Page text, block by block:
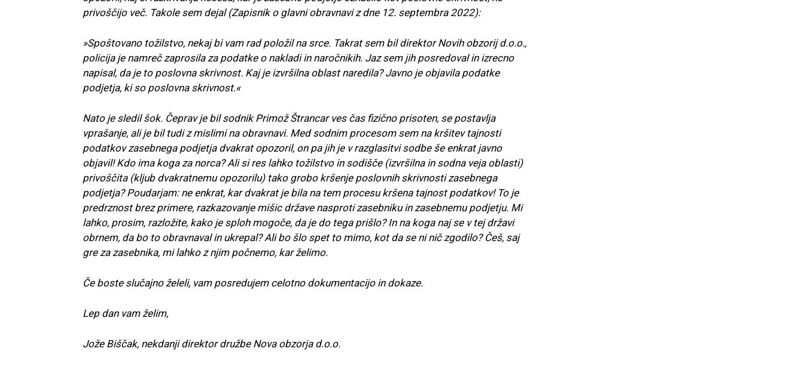
privoščijo več. Takole sem dejal (Zapisnik o glavni obravnavi z dne 12. septembra 2022):
»Spoštovano tožilstvo, nekaj bi vam rad položil na srce. Takrat sem bil direktor Novih obzorij d.o.o.,
policija je namreč zaprosila za podatke o nakladi in naročnikih. Jaz sem jih posredoval in izrecno
napisal, da je to poslovna skrivnost. Kaj je izvršilna oblast naredila? Javno je objavila podatke
podjetja, ki so poslovna skrivnost.«
Nato je sledil šok. Čeprav je bil sodnik Primož Štrancar ves čas fizično prisoten, se postavlja
vprašanje, ali je bil tudi z mislimi na obravnavi. Med sodnim procesom sem na kršitev tajnosti
podatkov zasebnega podjetja dvakrat opozoril, on pa jih je v razglasitvi sodbe še enkrat javno
objavil! Kdo ima koga za norca? Ali si res lahko tožilstvo in sodišče (izvršilna in sodna veja oblasti)
privoščita (kljub dvakratnemu opozorilu) tako grobo kršenje poslovnih skrivnosti zasebnega
podjetja? Poudarjam: ne enkrat, kar dvakrat je bila na tem procesu kršena tajnost podatkov! To je
predrznost brez primere, razkazovanje mišic države nasproti zasebniku in zasebnemu podjetju. Mi
lahko, prosim, razložite, kako je sploh mogoče, da je do tega prišlo? In na koga naj se v tej državi
obrnem, da bo to obravnaval in ukrepal? Ali bo šlo spet to mimo, kot da se ni nič zgodilo? Češ, saj
gre za zasebnika, mi lahko z njim počnemo, kar želimo.
Če boste slučajno želeli, vam posredujem celotno dokumentacijo in dokaze.
Lep dan vam želim,
Jože Biščak, nekdanji direktor družbe Nova obzorja d.o.o.